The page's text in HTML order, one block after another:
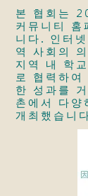
본 협회는
커뮤니티 홈
니다. 인터
역 사회의
지역 내 학
로 협력하여
한 성과를
촌에서 다양
개최했습니